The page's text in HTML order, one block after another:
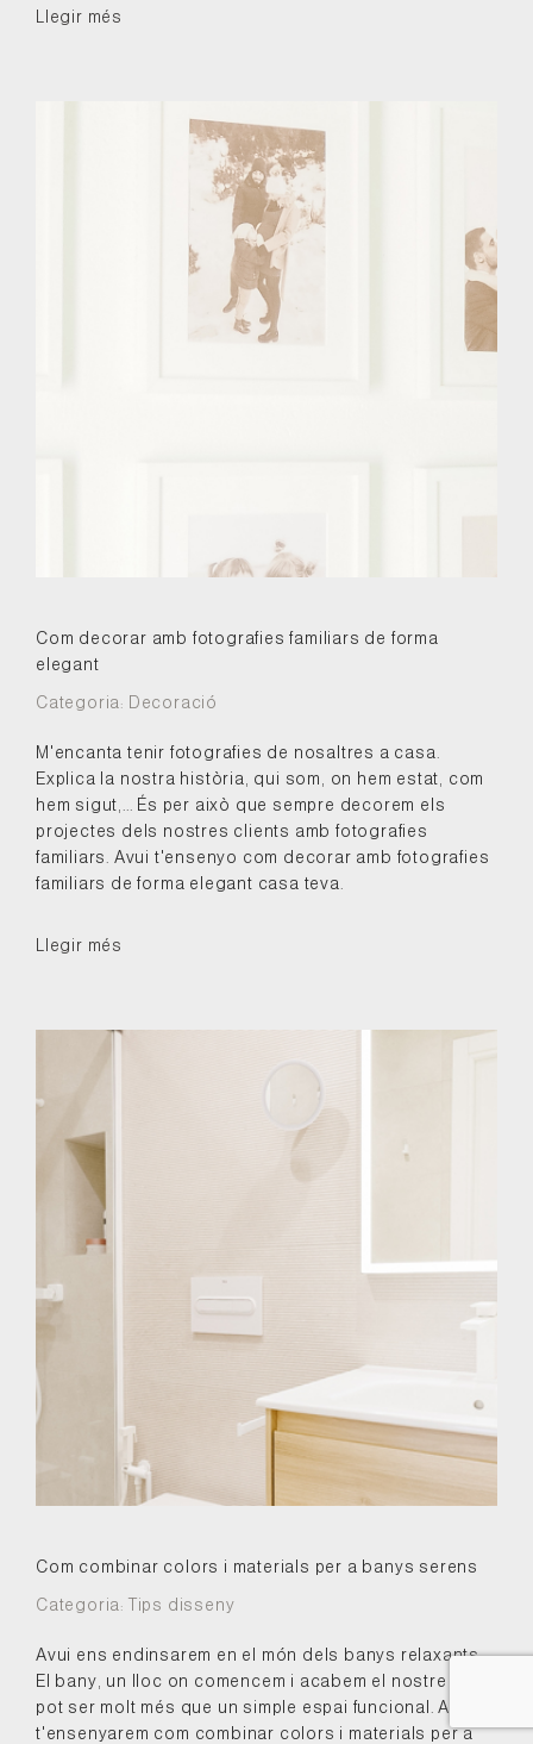
Llegir més
Com decorar amb fotografies familiars de forma
elegant
Categoria: Decoració
M'encanta tenir fotografies de nosaltres a casa.
Explica la nostra història, qui som, on hem estat, com
hem sigut,... És per això que sempre decorem els
projectes dels nostres clients amb fotografies
familiars. Avui t'ensenyo com decorar amb fotografies
familiars de forma elegant casa teva.
Llegir més
Com combinar colors i materials per a banys serens
Categoria: Tips disseny
Avui ens endinsarem en el món dels banys relaxants.
El bany, un lloc on comencem i acabem el nostre dia,
pot ser molt més que un simple espai funcional. Així
t'ensenyarem com combinar colors i materials per a